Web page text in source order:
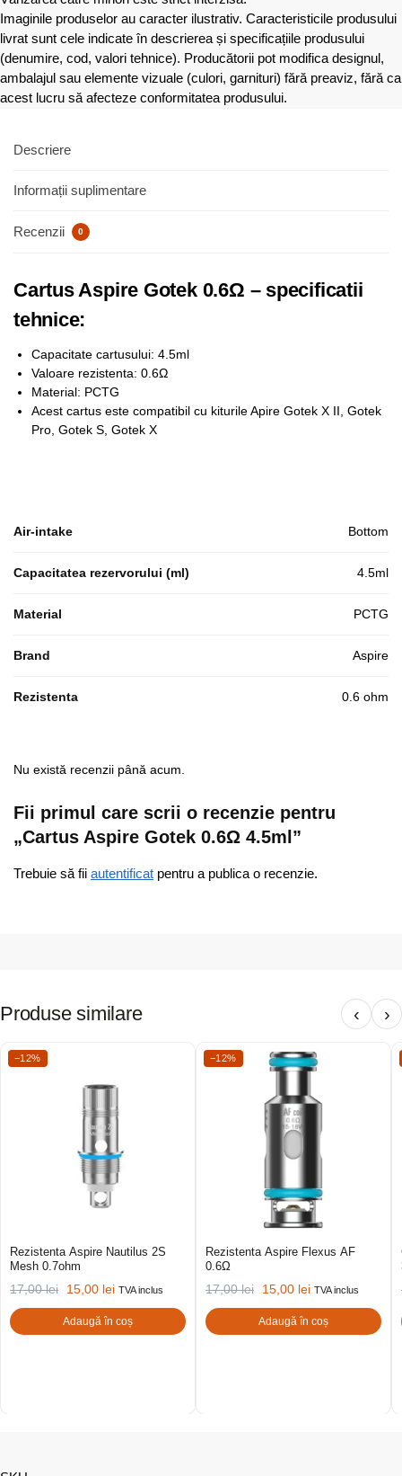
Imaginile produselor au caracter ilustrativ. Caracteristicile produsului
livrat sunt cele indicate în descrierea și specificațiile produsului
(denumire, cod, valori tehnice). Producătorii pot modifica designul,
ambalajul sau elemente vizuale (culori, garnituri) fără preaviz, fără ca
acest lucru să afecteze conformitatea produsului.
Descriere
Informații suplimentare
Recenzii 0
Cartus Aspire Gotek 0.6Ω – specificatii
tehnice:
Capacitate cartusului: 4.5ml
Valoare rezistenta: 0.6Ω
Material: PCTG
Acest cartus este compatibil cu kiturile Apire Gotek X II, Gotek
Pro, Gotek S, Gotek X
Air-intake Bottom
Capacitatea rezervorului (ml) 4.5ml
Material PCTG
Brand Aspire
Rezistenta 0.6 ohm
Nu există recenzii până acum.
Fii primul care scrii o recenzie pentru
„Cartus Aspire Gotek 0.6Ω 4.5ml”
Trebuie să fii autentificat pentru a publica o recenzie.
Produse similare ‹ ›
−12%
Rezistenta Aspire Nautilus 2S
Mesh 0.7ohm
17,00lei 15,00 lei TVA inclus
Adaugă în coș
−12%
Rezistenta Aspire Flexus AF
0.6Ω
17,00lei 15,00 lei TVA inclus
Adaugă în coș